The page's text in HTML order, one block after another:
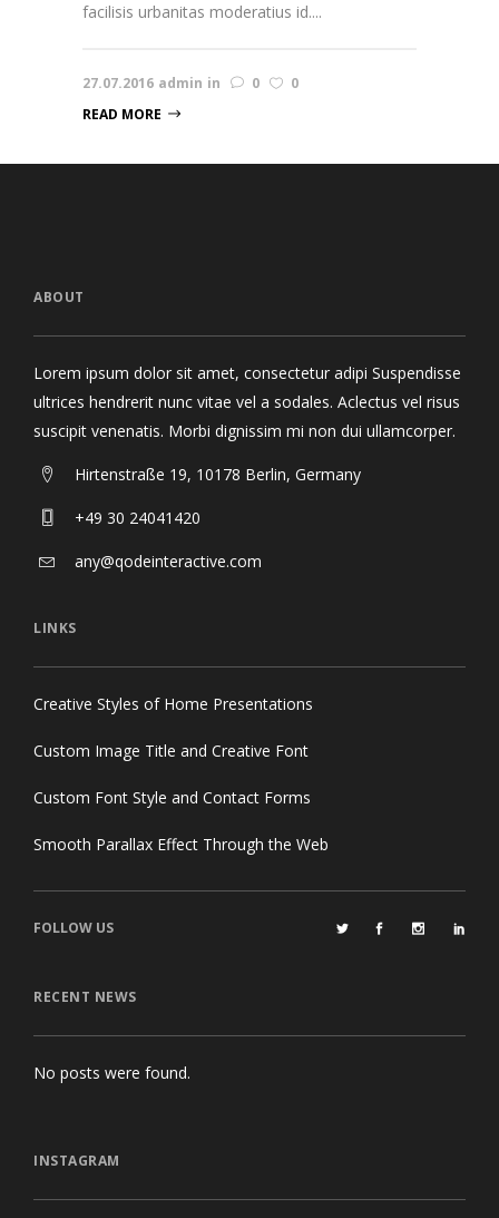
facilisis urbanitas moderatius id....
27.07.2016 admin in 0
0
READ MORE
ABOUT
Lorem ipsum dolor sit amet, consectetur adipi Suspendisse
ultrices hendrerit nunc vitae vel a sodales. Aclectus vel risus
suscipit venenatis. Morbi dignissim mi non dui ullamcorper.
Hirtenstraße 19, 10178 Berlin, Germany
+49 30 24041420
any@qodeinteractive.com
LINKS
Creative Styles of Home Presentations
Custom Image Title and Creative Font
Custom Font Style and Contact Forms
Smooth Parallax Effect Through the Web
FOLLOW US
RECENT NEWS
No posts were found.
INSTAGRAM